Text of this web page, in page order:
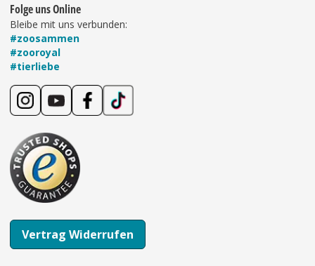
Folge uns Online
Bleibe mit uns verbunden:
#zoosammen
#zooroyal
#tierliebe
Vertrag Widerrufen